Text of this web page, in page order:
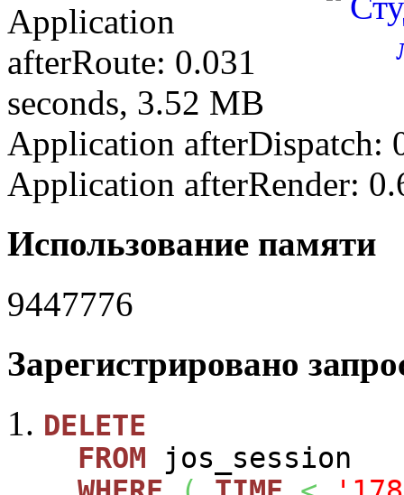
Application
afterRoute: 0.031
seconds, 3.52 MB
Application afterDispatch:
Application afterRender:
Использование памяти
9447776
Зарегистрировано
DELETE
FROM jos_session